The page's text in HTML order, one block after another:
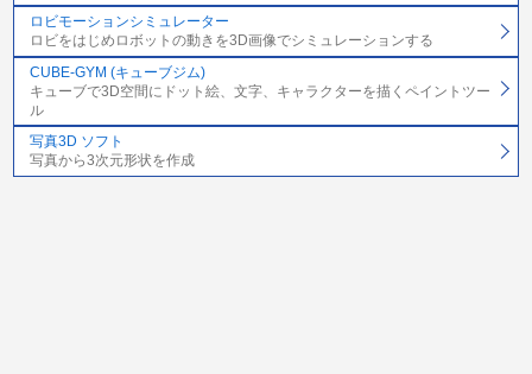
ロビモーションシミュレーター
ロビをはじめロボットの動きを3D画像でシミュレーションする
CUBE-GYM (キューブジム)
キューブで3D空間にドット絵、文字、キャラクターを描くペイントツー
ル
写真3D ソフト
写真から3次元形状を作成